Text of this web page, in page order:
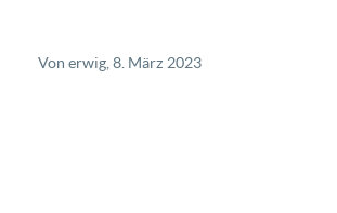
Vonerwig , 8. März 2023